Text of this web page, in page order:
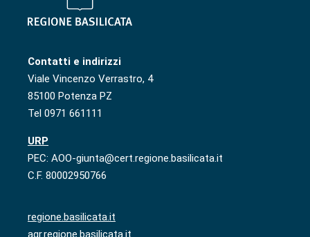
Contatti e indirizzi
Viale Vincenzo Verrastro, 4
85100 Potenza PZ
Tel 0971 661111
URP
PEC: AOO-giunta@cert.regione.basilicata.it
C.F. 80002950766
regione.basilicata.it
agr.regione.basilicata.it